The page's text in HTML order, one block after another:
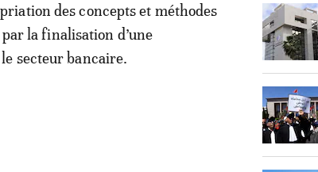
des concepts et méthodes
la finalisation d’une
secteur bancaire.